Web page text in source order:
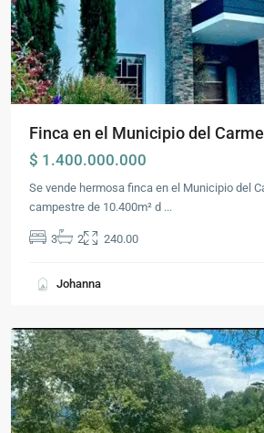
Finca en el Municipio del
$ 1.400.000.000
Se vende hermosa finca en el Municipio del
campestre de 10.400m² d ...
3 2 240.00
Johanna
de